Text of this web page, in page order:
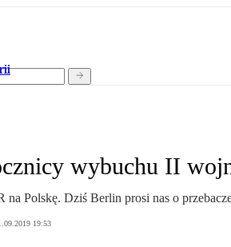
wybuchu II
na Polskę. Dziś Berlin prosi nas o
19:53